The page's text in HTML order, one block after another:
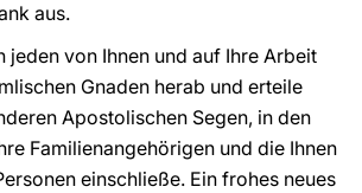
aus.
jeden von Ihnen und auf Ihre Arbeit
Gnaden herab und erteile
Apostolischen Segen, in den
Familienangehörigen und die Ihnen
einschließe. Ein frohes neues